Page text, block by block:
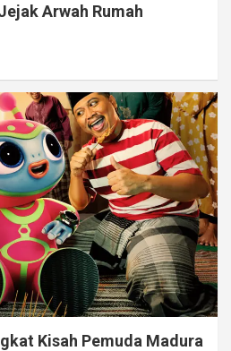
Arwah Rumah
Kisah Pemuda Madura